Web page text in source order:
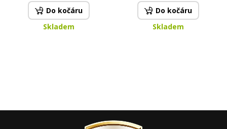
Do kočáru
Skladem
Do kočáru
Skladem